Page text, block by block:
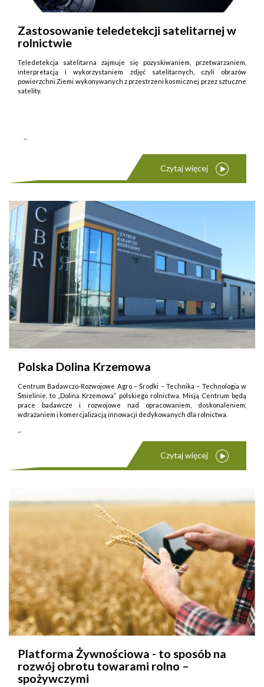
Zastosowanie teledetekcji satelitarnej w
rolnictwie
Teledetekcja satelitarna zajmuje się pozyskiwaniem, przetwarzaniem,
interpretacją i wykorzystaniem zdjęć satelitarnych, czyli obrazów
powierzchni Ziemi wykonywanych z przestrzeni kosmicznej przez sztuczne
satelity.
Czytaj więcej
Polska Dolina Krzemowa
Centrum Badawczo-Rozwojowe Agro – Środki – Technika – Technologia w
Śmielinie, to „Dolina Krzemowa” polskiego rolnictwa. Misją Centrum będą
prace badawcze i rozwojowe nad opracowaniem, doskonaleniem,
wdrażaniem i komercjalizacją innowacji dedykowanych dla rolnictwa.
Czytaj więcej
Platforma Żywnościowa - to sposób na
rozwój obrotu towarami rolno –
spożywczymi